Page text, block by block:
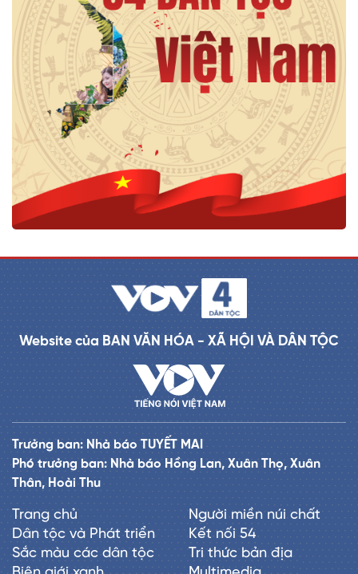
Website của BAN VĂN HÓA - XÃ HỘI VÀ DÂN TỘC
Trưởng ban: Nhà báo TUYẾT MAI
Phó trưởng ban: Nhà báo Hồng Lan, Xuân Thọ, Xuân
Thân, Hoài Thu
Trang chủ
Dân tộc và Phát triển
Sắc màu các dân tộc
Người miền núi chất
Kết nối 54
Tri thức bản địa